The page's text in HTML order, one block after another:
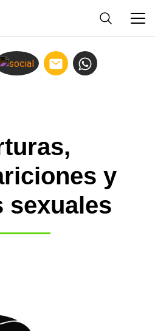
y
sexuales